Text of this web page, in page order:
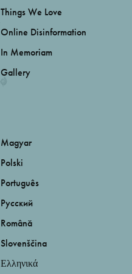
Things We Love
Online Disinformation
In Memoriam
Gallery
Magyar
Polski
Português
Русский
Română
Slovenščina
Ελληνικά